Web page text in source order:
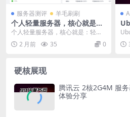
服务器测评 羊毛刷刷
个人轻量服务器，核心就是省
钱，快！
个人轻量服务器，核心就是：轻量
应用服务器（不是 CVM）+ 2 核 2G
起步 ...
2 月前 35 0
物
教
盘
硬核展现
腾讯云 2核2G4M 服
体验分享